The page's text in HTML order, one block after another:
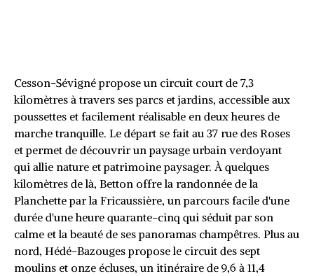
Cesson-Sévigné propose un circuit court de 7,3
kilomètres à travers ses parcs et jardins, accessible aux
poussettes et facilement réalisable en deux heures de
marche tranquille. Le départ se fait au 37 rue des Roses
et permet de découvrir un paysage urbain verdoyant
qui allie nature et patrimoine paysager. À quelques
kilomètres de là, Betton offre la randonnée de la
Planchette par la Fricaussière, un parcours facile d'une
durée d'une heure quarante-cinq qui séduit par son
calme et la beauté de ses panoramas champêtres. Plus au
nord, Hédé-Bazouges propose le circuit des sept
moulins et onze écluses, un itinéraire de 9,6 à 11,4